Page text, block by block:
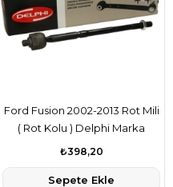
Ford Fusion 2002-2013 Rot Mili
( Rot Kolu ) Delphi Marka
2S6C3280KB
₺398,20
Sepete Ekle